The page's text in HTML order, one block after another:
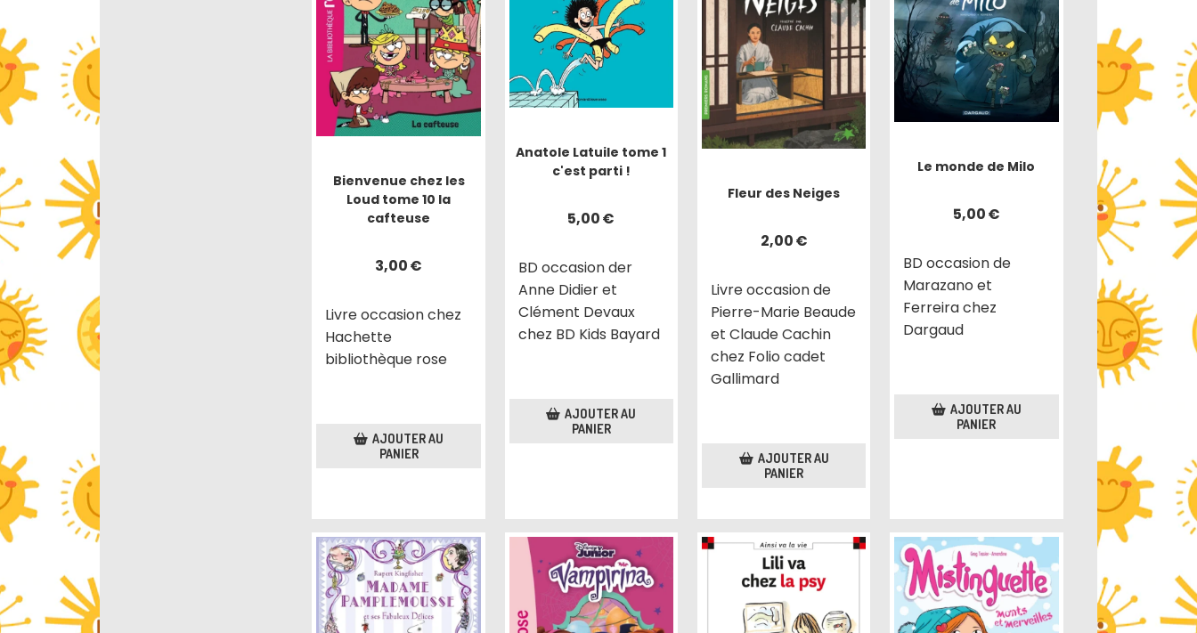
Bienvenue chez les
Loud tome 10 la
cafteuse
3,00€
Livre occasion chez
Hachette
bibliothèque rose
AJOUTER AU
PANIER
Anatole Latuile tome 1
c'est parti !
5,00€
BD occasion der
Anne Didier et
Clément Devaux
chez BD Kids Bayard
AJOUTER AU
PANIER
Fleur des Neiges
2,00€
Livre occasion de
Pierre-Marie Beaude
et Claude Cachin
chez Folio cadet
Gallimard
AJOUTER AU
PANIER
Le monde de Milo
5,00€
BD occasion de
Marazano et
Ferreira chez
Dargaud
AJOUTER AU
PANIER